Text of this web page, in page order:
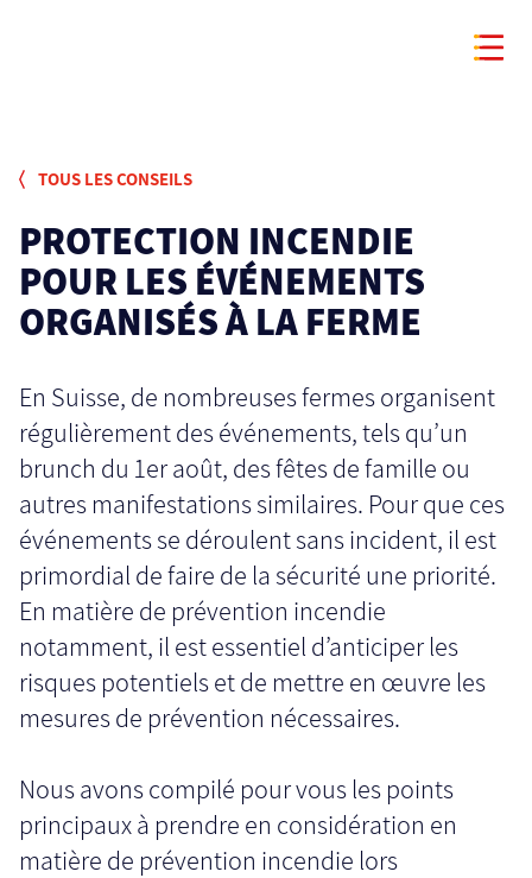
TOUS LES CONSEILS
PROTECTION INCENDIE
POUR LES ÉVÉNEMENTS
ORGANISÉS À LA FERME
En Suisse, de nombreuses fermes organisent
régulièrement des événements, tels qu’un
brunch du 1er août, des fêtes de famille ou
autres manifestations similaires. Pour que ces
événements se déroulent sans incident, il est
primordial de faire de la sécurité une priorité.
En matière de prévention incendie
notamment, il est essentiel d’anticiper les
risques potentiels et de mettre en œuvre les
mesures de prévention nécessaires.
Nous avons compilé pour vous les points
principaux à prendre en considération en
matière de prévention incendie lors